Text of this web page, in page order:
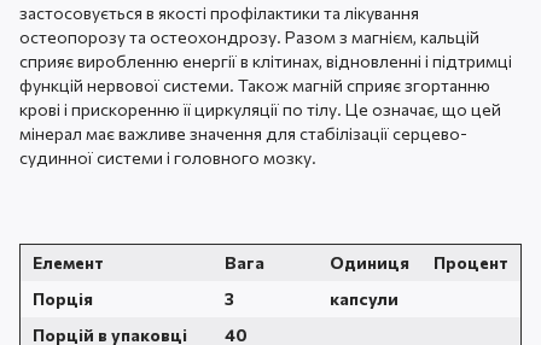
застосовується в якості профілактики та лікування
остеопорозу та остеохондрозу. Разом з магнієм, кальцій
сприяє виробленню енергії в клітинах, відновленні і підтримці
функцій нервової системи. Також магній сприяє згортанню
крові і прискоренню її циркуляції по тілу. Це означає, що цей
мінерал має важливе значення для стабілізації серцево-
судинної системи і головного мозку.
Елемент Вага Одиниця
Процент
Порція
3
капсули
Порцій в упаковці
40